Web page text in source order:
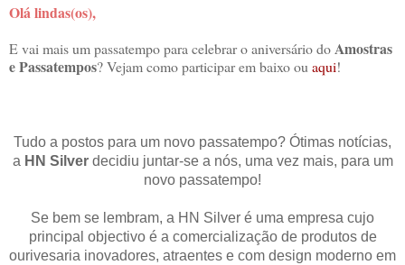
Olá lindas(os),
E vai mais um passatempo para celebrar o aniversário doAmostras
e Passatempos? Vejam como participar em baixo ou aqui!
Tudo a postos para um novo passatempo? Ótimas notícias,
a HN Silverdecidiu juntar-se a nós, uma vez mais, para um
novo passatempo!
Se bem se lembram, a HN Silver é uma empresa cujo
principal objectivo é a comercialização de produtos de
ourivesaria inovadores, atraentes e com design moderno em